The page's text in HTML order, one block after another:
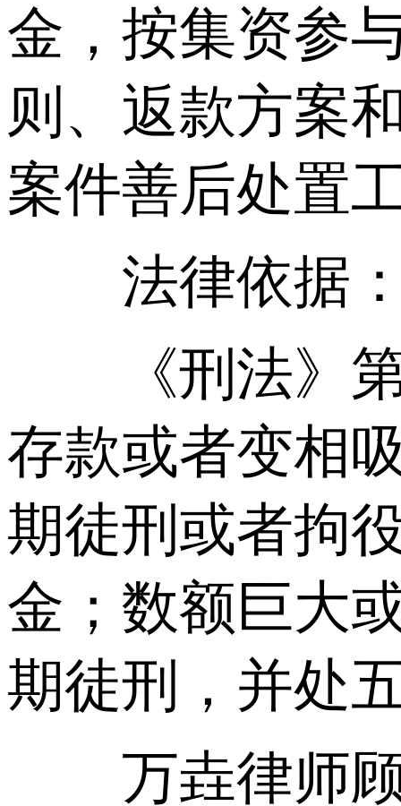
金，按集资参
则、返款方案
案件善后处置
法律依据
《刑法》第
存款或者变相
期徒刑或者拘
金；数额巨大
期徒刑，并处
万垚律师顾